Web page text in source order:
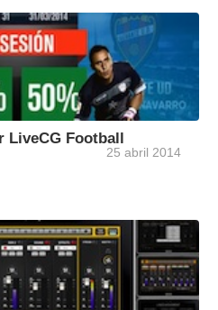
LiveCG Football
25 abril 2014